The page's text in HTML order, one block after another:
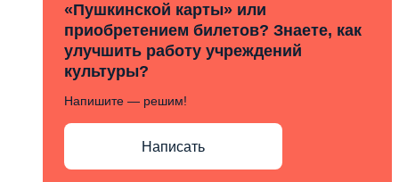
«Пушкинской карты» или
приобретением билетов? Знаете, как
улучшить работу учреждений
культуры?
Напишите — решим!
Написать